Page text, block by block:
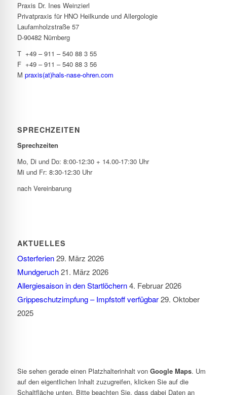
Praxis Dr. Ines Weinzierl
Privatpraxis für HNO Heilkunde und Allergologie
Laufamholzstraße 57
D-90482 Nürnberg
T +49 – 911 – 540 88 3 55
F +49 – 911 – 540 88 3 56
M praxis(at)hals-nase-ohren.com
SPRECHZEITEN
Sprechzeiten
Mo, Di und Do: 8:00-12:30 + 14.00-17:30 Uhr
Mi und Fr: 8:30-12:30 Uhr
nach Vereinbarung
AKTUELLES
Osterferien 29. März 2026
Mundgeruch 21. März 2026
Allergiesaison in den Startlöchern 4. Februar 2026
Grippeschutzimpfung – Impfstoff verfügbar 29. Oktober
2025
Sie sehen gerade einen Platzhalterinhalt von Google Maps. Um
auf den eigentlichen Inhalt zuzugreifen, klicken Sie auf die
Schaltfläche unten. Bitte beachten Sie, dass dabei Daten an